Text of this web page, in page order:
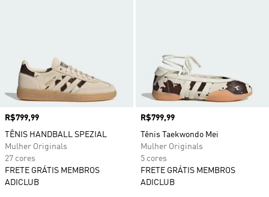
Preço
R$799,99
TÊNIS HANDBALL SPEZIAL
Mulher Originals
27 cores
FRETE GRÁTIS MEMBROS
ADICLUB
Preço
R$799,99
Tênis Taekwondo Mei
Mulher Originals
5 cores
FRETE GRÁTIS MEMBROS
ADICLUB